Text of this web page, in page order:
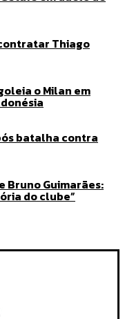
Thiago
o Milan em
batalha contra
Bruno Guimarães:
do clube”